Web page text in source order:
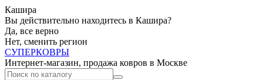
Кашира
Вы действительно находитесь в Кашира?
Да, все верно
Нет, сменить регион
СУПЕРКОВРЫ
Интернет-магазин, продажа ковров в Москве